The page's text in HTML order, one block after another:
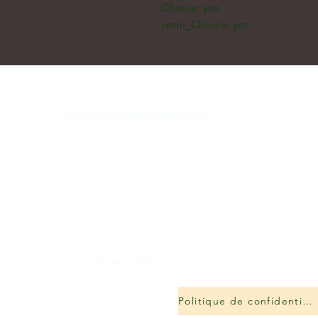
Choice: yes
semi_Choice: yes
Politique de confidentialité/Termes-Conditions